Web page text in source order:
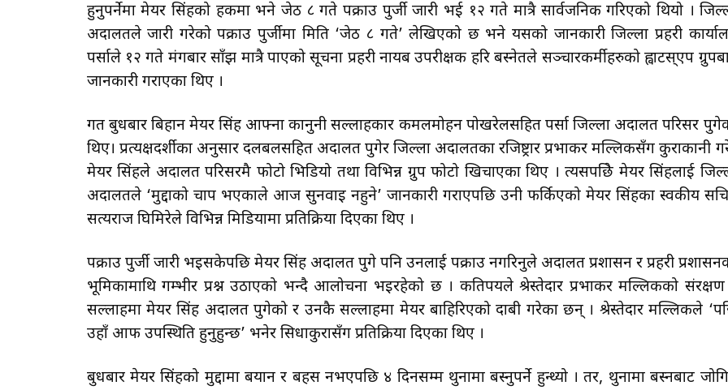
हुनुपर्नेमा मेयर सिंहको हकमा भने जेठ ८ गते पक्राउ पुर्जी जारी भई १२ गते मात्रै सार्वजनिक गरिएको थियो ।
अदालतले जारी गरेको पक्राउ पुर्जीमा मिति ‘जेठ ८ गते’ लेखिएको छ भने यसको जानकारी जिल्ला प्रहरी
पर्साले १२ गते मंगबार साँझ मात्रै पाएको सूचना प्रहरी नायब उपरीक्षक हरि बस्नेतले सञ्चारकर्मीहरुको ह्वाटस्एप
जानकारी गराएका थिए ।
गत बुधबार बिहान मेयर सिंह आफ्ना कानुनी सल्लाहकार कमलमोहन पोखरेलसहित पर्सा जिल्ला अदालत परिसर
थिए। प्रत्यक्षदर्शीका अनुसार दलबलसहित अदालत पुगेर जिल्ला अदालतका रजिष्ट्रार प्रभाकर मल्लिकसँग कुराकानी
मेयर सिंहले अदालत परिसरमै फोटो भिडियो तथा विभिन्न ग्रुप फोटो खिचाएका थिए । त्यसपछिे मेयर सिंहलाई
अदालतले ‘मुद्दाको चाप भएकाले आज सुनवाइ नहुने’ जानकारी गराएपछि उनी फर्किएको मेयर सिंहका स्वकीय
सत्यराज घिमिरेले विभिन्न मिडियामा प्रतिक्रिया दिएका थिए ।
पक्राउ पुर्जी जारी भइसकेपछि मेयर सिंह अदालत पुगे पनि उनलाई पक्राउ नगरिनुले अदालत प्रशासन र प्रहरी
भूमिकामाथि गम्भीर प्रश्न उठाएको भन्दै आलोचना भइरहेको छ । कतिपयले श्रेस्तेदार प्रभाकर मल्लिकको
सल्लाहमा मेयर सिंह अदालत पुगेको र उनकै सल्लाहमा मेयर बाहिरिएको दाबी गरेका छन् । श्रेस्तेदार मल्लिकले
उहाँ आफैँ उपस्थिति हुनुहुन्छ’ भनेर सिधाकुरासँग प्रतिक्रिया दिएका थिए ।
बुधबार मेयर सिंहको मुद्दामा बयान र बहस नभएपछि ४ दिनसम्म थुनामा बस्नुपर्ने हुन्थ्यो । तर, थुनामा बस्नबाट